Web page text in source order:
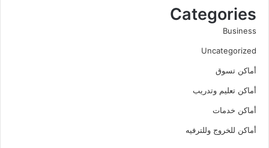
Categories
Business
Uncategorized
أماكن تسوق
أماكن تعليم وتدريب
أماكن خدمات
أماكن للخروج وللترفيه